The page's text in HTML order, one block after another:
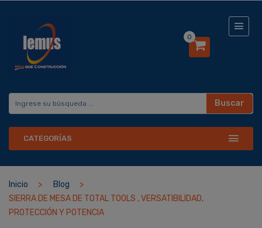
0
Buscar
CATEGORÍAS
Inicio
Blog
SIERRA DE MESA DE TOTAL TOOLS , VERSATIBILIDAD,
PROTECCIÓN Y POTENCIA